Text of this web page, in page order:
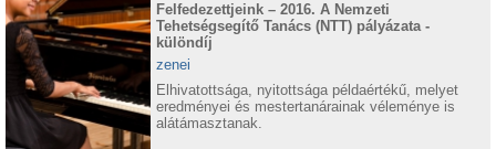
Felfedezettjeink – 2016. A Nemzeti
Tehetségsegítő Tanács (NTT) pályázata -
különdíj
zenei
Elhivatottsága, nyitottsága példaértékű, melyet
eredményei és mestertanárainak véleménye is
alátámasztanak.